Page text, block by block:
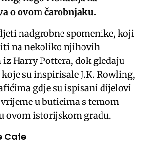
o ovom čarobnjaku.
nadgrobne spomenike, koji
na nekoliko njihovih
Harry Pottera, dok gledaju
su inspirisale J.K. Rowling,
gdje su ispisani dijelovi
u buticima s temom
ovom istorijskom gradu.
Cafe